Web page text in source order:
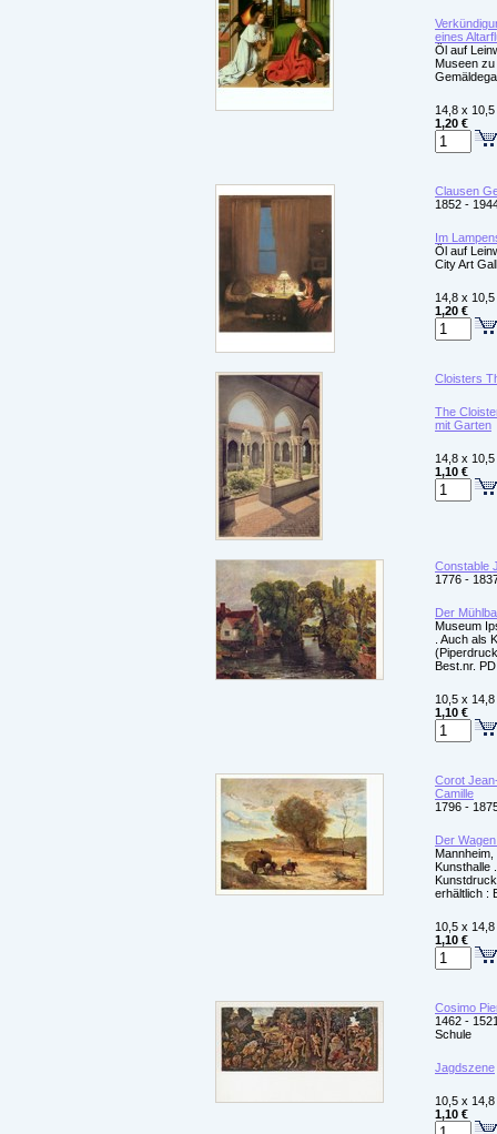
eines
Öl auf
Museen zu
14,8 x 10,5
1,20 €
Clausen
1852 -
Im
Öl auf
City Art
14,8 x 10,5
1,20 €
Cloisters
The
mit Garten
14,8 x 10,5
1,10 €
Constable
1776 -
Der
Museum
. Auch als
Best.nr.
10,5 x 14,8
1,10 €
Corot
Camille
1796 -
Der
Kunsthalle
erhältlich :
10,5 x 14,8
1,10 €
Cosimo
1462 -
Schule
Jagdszene
10,5 x 14,8
1,10 €